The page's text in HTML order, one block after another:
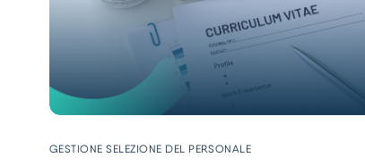
GESTIONE SELEZIONE DEL PERSONALE